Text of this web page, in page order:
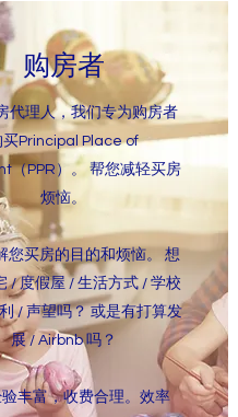
购房者
代理人，我们专为购房者
买Principal Place of
（PPR）。 帮您减轻买房
烦恼。
您买房的目的和烦恼。 想
/ 度假屋 / 生活方式 / 学校
/ 声望吗？ 或是有打算发
展 / Airbnb 吗？
丰富，收费合理。效率